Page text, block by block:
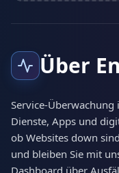
Über
Service-
Dienste, Apps und
ob Websites down
und bleiben Sie mit